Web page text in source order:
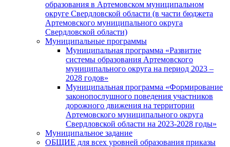
образования в Артемовском муниципальном
округе Свердловской области (в части бюджета
Артемовского муниципального округа
Свердловской области)
Муниципальные программы
Муниципальная программа «Развитие
системы образования Артемовского
муниципального округа на период 2023 –
2028 годов»
Муниципальная программа «Формирование
законопослушного поведения участников
дорожного движения на территории
Артемовского муниципального округа
Свердловской области на 2023-2028 годы»
Муниципальное задание
ОБЩИЕ для всех уровней образования приказы